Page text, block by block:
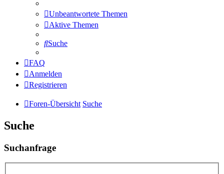
Unbeantwortete Themen
Aktive Themen
Suche
FAQ
Anmelden
Registrieren
Foren-Übersicht Suche
Suche
Suchanfrage